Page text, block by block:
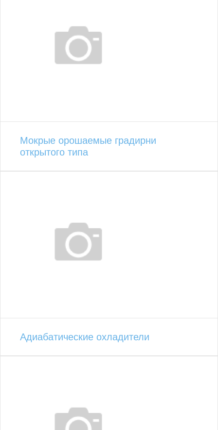
Мокрые орошаемые градирни
открытого типа
Адиабатические охладители